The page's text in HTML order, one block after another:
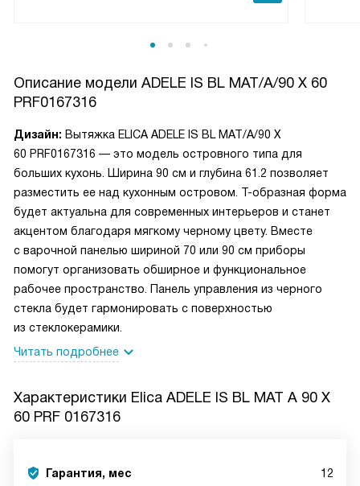
Описание модели ADELE IS BL MAT/A/90 X 60
PRF0167316
Дизайн: Вытяжка ELICA ADELE IS BL MAT/A/90 X
60 PRF0167316 — это модель островного типа для
больших кухонь. Ширина 90 см и глубина 61.2 позволяет
разместить ее над кухонным островом. Т-образная форма
будет актуальна для современных интерьеров и станет
акцентом благодаря мягкому черному цвету. Вместе
с варочной панелью шириной 70 или 90 см приборы
помогут организовать обширное и функциональное
рабочее пространство. Панель управления из черного
стекла будет гармонировать с поверхностью
из стеклокерамики.
Читать подробнее
Характеристики Elica ADELE IS BL MAT A 90 X
60 PRF 0167316
Гарантия, мес 12